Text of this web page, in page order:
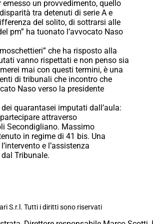
un provvedimento, quello
tra detenuti di serie A e
del solito, di sottrarsi alle
pm” ha tuonato l’avvocato Naso
che ha risposto alla
vanno rispettati e non penso sia
mai con questi termini, è una
di tribunali che incontro che
Naso verso la presidente
quarantasei imputati dall’aula:
attraverso
Secondigliano. Massimo
in regime di 41 bis. Una
e l’assistenza
Tribunale.
S.r.l. Tutti i diritti sono riservati